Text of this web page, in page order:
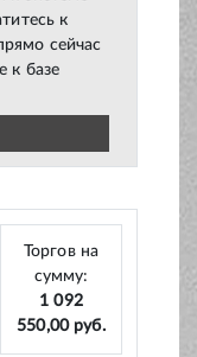
к
сейчас
к базе
Торгов на
сумму:
1 092
550,00 руб.